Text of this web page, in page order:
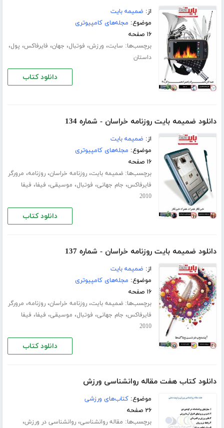
از: ضمیمه بایت
موضوع: مجله‌های کامپیوتری
۱۶ صفحه
برچسب‌ها: سایت، ورزش، فوتبال، جهان، فایرفاکس، پول،
داستان
دانلود کتاب
دانلود ضمیمه بایت روزنامه خراسان - شماره 134
از: ضمیمه بایت
موضوع: مجله‌های کامپیوتری
۱۶ صفحه
برچسب‌ها:ضمیمه بایت،روزنامه خراسان،روزنامه، مرورگر
فایرفاکس، جام جهانی، فوتبال، موسیقی، فیفا، فیفا
2010
دانلود کتاب
دانلود ضمیمه بایت روزنامه خراسان - شماره 137
از: ضمیمه بایت
موضوع: مجله‌های کامپیوتری
۱۶ صفحه
برچسب‌ها:ضمیمه بایت،روزنامه خراسان،روزنامه، مرورگر
فایرفاکس، جام جهانی، فوتبال، موسیقی، فیفا، فیفا
2010
دانلود کتاب
دانلود کتاب هفت مقاله روانشناسی ورزش
موضوع:کتاب‌های ورزشی
۲۶ صفحه
برچسب‌ها: مقاله روانشناسی،روانشناسی در ورزش،